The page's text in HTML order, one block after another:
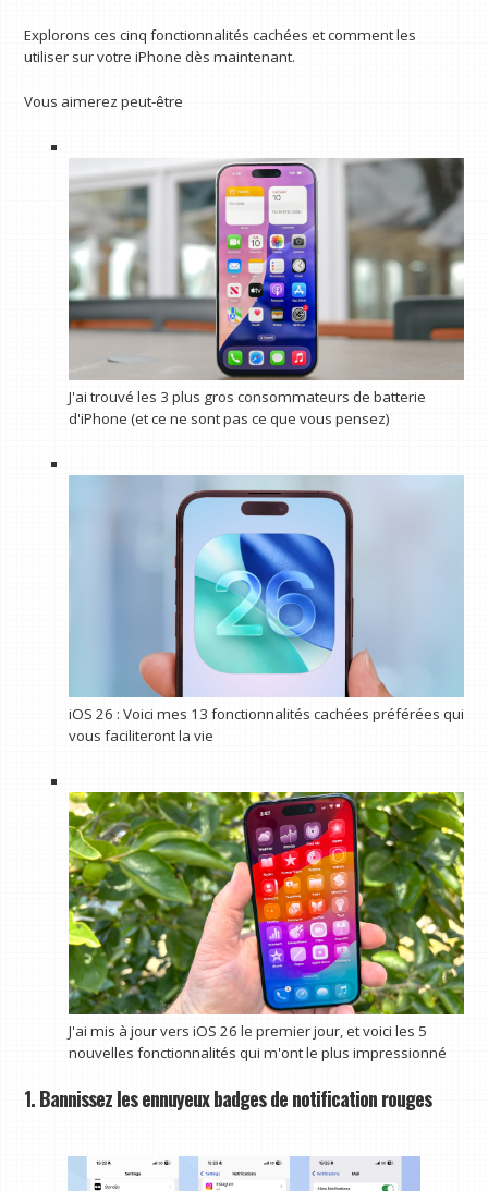
Explorons ces cinq fonctionnalités cachées et comment les
utiliser sur votre iPhone dès maintenant.
Vous aimerez peut-être
J'ai trouvé les 3 plus gros consommateurs de batterie
d'iPhone (et ce ne sont pas ce que vous pensez)
iOS 26 : Voici mes 13 fonctionnalités cachées préférées qui
vous faciliteront la vie
J'ai mis à jour vers iOS 26 le premier jour, et voici les 5
nouvelles fonctionnalités qui m'ont le plus impressionné
1. Bannissez les ennuyeux badges de notification rouges